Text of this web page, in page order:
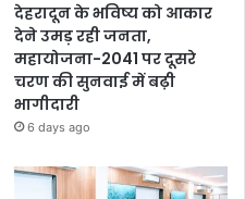
देहरादून के भविष्य को आकार
देने उमड़ रही जनता,
महायोजना-2041 पर दूसरे
चरण की सुनवाई में बढ़ी
भागीदारी
6 days ago